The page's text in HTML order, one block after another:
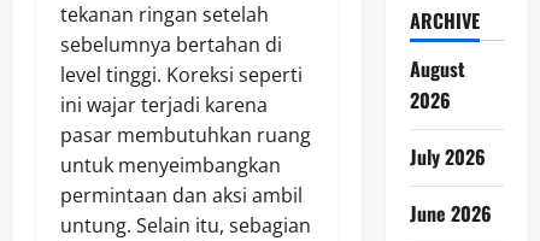
tekanan ringan setelah
sebelumnya bertahan di
level tinggi. Koreksi seperti
ini wajar terjadi karena
pasar membutuhkan ruang
untuk menyeimbangkan
permintaan dan aksi ambil
untung. Selain itu, sebagian
ARCHIVE
August
2026
July 2026
June 2026